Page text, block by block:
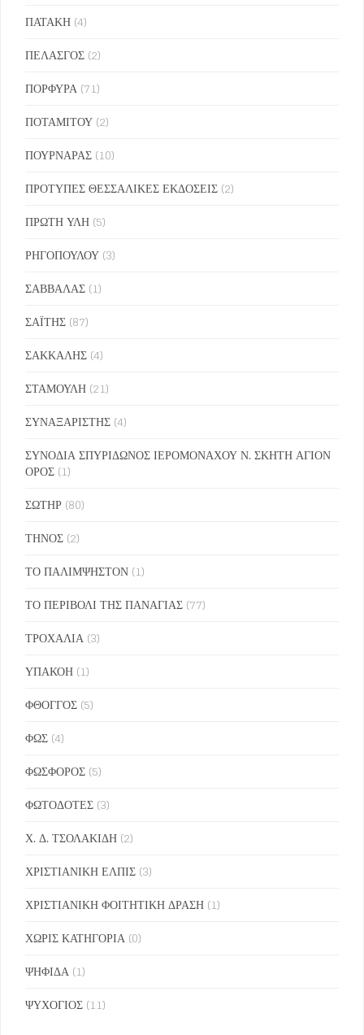
ΠΑΤΑΚΗ (4)
ΠΕΛΑΣΓΟΣ (2)
ΠΟΡΦΥΡΑ (71)
ΠΟΤΑΜΙΤΟΥ (2)
ΠΟΥΡΝΑΡΑΣ (10)
ΠΡΟΤΥΠΕΣ ΘΕΣΣΑΛΙΚΕΣ ΕΚΔΟΣΕΙΣ (2)
ΠΡΩΤΗ ΥΛΗ (5)
ΡΗΓΟΠΟΥΛΟΥ (3)
ΣΑΒΒΑΛΑΣ (1)
ΣΑΪΤΗΣ (87)
ΣΑΚΚΑΛΗΣ (4)
ΣΤΑΜΟΥΛΗ (21)
ΣΥΝΑΞΑΡΙΣΤΗΣ (4)
ΣΥΝΟΔΙΑ ΣΠΥΡΙΔΩΝΟΣ ΙΕΡΟΜΟΝΑΧΟΥ Ν. ΣΚΗΤΗ ΑΓΙΟΝ
ΟΡΟΣ (1)
ΣΩΤΗΡ (80)
ΤΗΝΟΣ (2)
ΤΟ ΠΑΛΙΜΨΗΣΤΟΝ (1)
ΤΟ ΠΕΡΙΒΟΛΙ ΤΗΣ ΠΑΝΑΓΙΑΣ (77)
ΤΡΟΧΑΛΙΑ (3)
ΥΠΑΚΟΗ (1)
ΦΘΟΓΓΟΣ (5)
ΦΩΣ (4)
ΦΩΣΦΟΡΟΣ (5)
ΦΩΤΟΔΟΤΕΣ (3)
Χ. Δ. ΤΣΟΛΑΚΙΔΗ (2)
ΧΡΙΣΤΙΑΝΙΚΗ ΕΛΠΙΣ (3)
ΧΡΙΣΤΙΑΝΙΚΗ ΦΟΙΤΗΤΙΚΗ ΔΡΑΣΗ (1)
ΧΩΡΙΣ ΚΑΤΗΓΟΡΙΑ (0)
ΨΗΦΙΔΑ (1)
ΨΥΧΟΓΙΟΣ (11)